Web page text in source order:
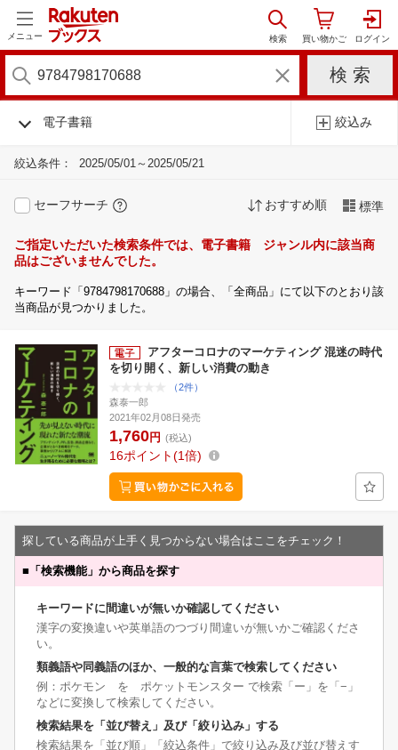
メニュー
電子書籍 絞込み
絞込条件： 2025/05/01～2025/05/21
セーフサーチ おすすめ順 標準
ご指定いただいた検索条件では、電子書籍 ジャンル内に該当商
品はございませんでした。
キーワード「9784798170688」の場合、「全商品」にて以下のとおり該
当商品が見つかりました。
アフターコロナのマーケティング 混迷の時代
を切り開く、新しい消費の動き
（2件）
森泰一郎
2021年02月08日発売
1,760円 (税込)
16ポイント 1倍
探している商品が上手く見つからない場合はここをチェック！
■ 「検索機能」から商品を探す
キーワードに間違いが無いか確認してください
漢字の変換違いや英単語のつづり間違いが無いかご確認くださ
い。
類義語や同義語のほか、一般的な言葉で検索してください
例：ポケモン を ポケットモンスター で検索「ー」を「−」
などに変換して検索してください。
検索結果を「並び替え」及び「絞り込み」する
検索結果を「並び順」「絞込条件」で絞り込み及び並び替えす